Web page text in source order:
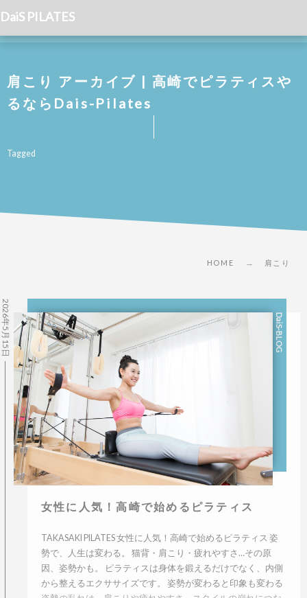
DaiS PILATES
肩こり アーカイブ | 高崎でピラティスや
るならDais-Pilates
Tagged
HOME 肩こり
DaiS-BLOG
女性に人気！高崎で始めるピラティス
TAKASAKI PILATES 女性に人気！高崎で始めるピラティス 姿
勢で、人生は変わる。 猫背・肩こり・疲れやすさ…その原
因、姿勢かも。 ピラティスは身体を鍛えるだけでなく、内側
から整えるエクササイズです。 姿勢が変わると印象も変わる
2026年5月15日